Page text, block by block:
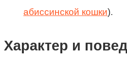
абиссинской кошки).
Характер и